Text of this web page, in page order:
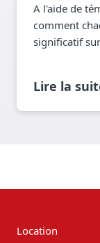
A l'aide de
comment
significatif
Lire la
Location